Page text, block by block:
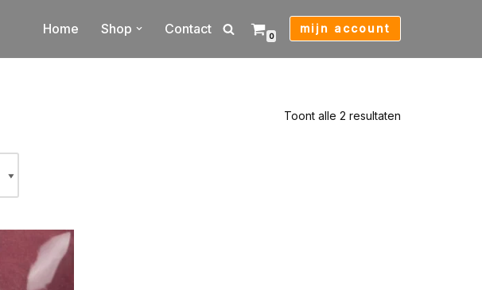
Home Shop Contact 0
mijn account
Toont alle 2 resultaten